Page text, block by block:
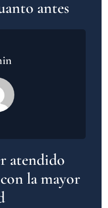
antes
atendido
la mayor